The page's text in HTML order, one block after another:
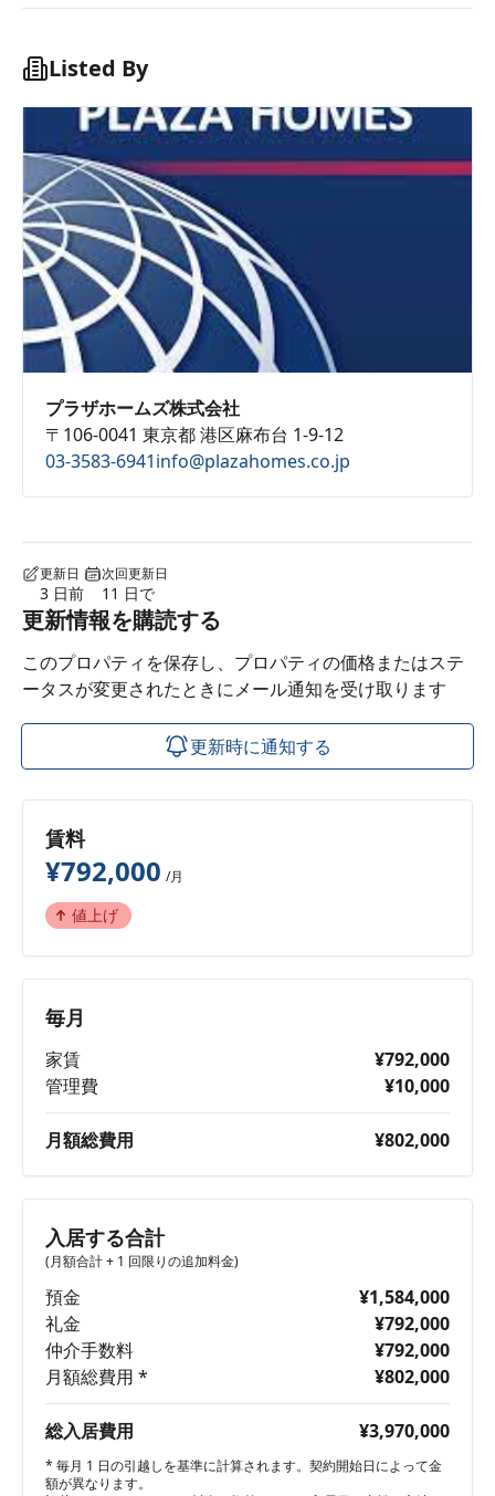
Listed By
プラザホームズ株式会社
〒106-0041 東京都 港区麻布台 1-9-12
03-3583-6941info@plazahomes.co.jp
更新日
3 日前
次回更新日
11 日で
更新情報を購読する
このプロパティを保存し、プロパティの価格またはステ
ータスが変更されたときにメール通知を受け取ります
更新時に通知する
賃料
¥792,000 /月
値上げ
毎月
家賃
¥792,000
管理費
¥10,000
月額総費用 ¥802,000
入居する合計
(月額合計 + 1 回限りの追加料金)
預金
¥1,584,000
礼金
¥792,000
仲介手数料
¥792,000
月額総費用 *
¥802,000
総入居費用 ¥3,970,000
* 毎月 1 日の引越しを基準に計算されます。契約開始日によって金
額が異なります。